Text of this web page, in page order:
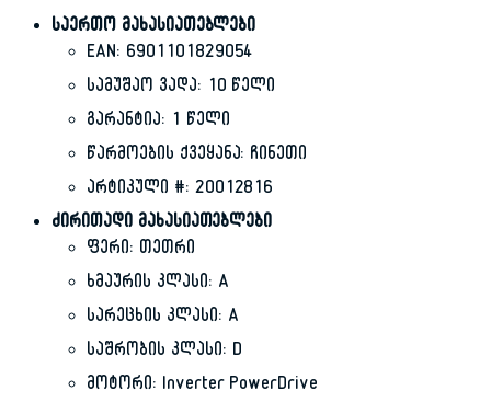
საერთო მახასიათებლები
EAN: 6901101829054
სამუშაო ვადა: 10 წელი
გარანტია: 1 წელი
წარმოების ქვეყანა: ჩინეთი
არტიკული #: 20012816
ძირითადი მახასიათებლები
ფერი: თეთრი
ხმაურის კლასი: A
სარეცხის კლასი: A
საშრობის კლასი: D
მოტორი: Inverter PowerDrive